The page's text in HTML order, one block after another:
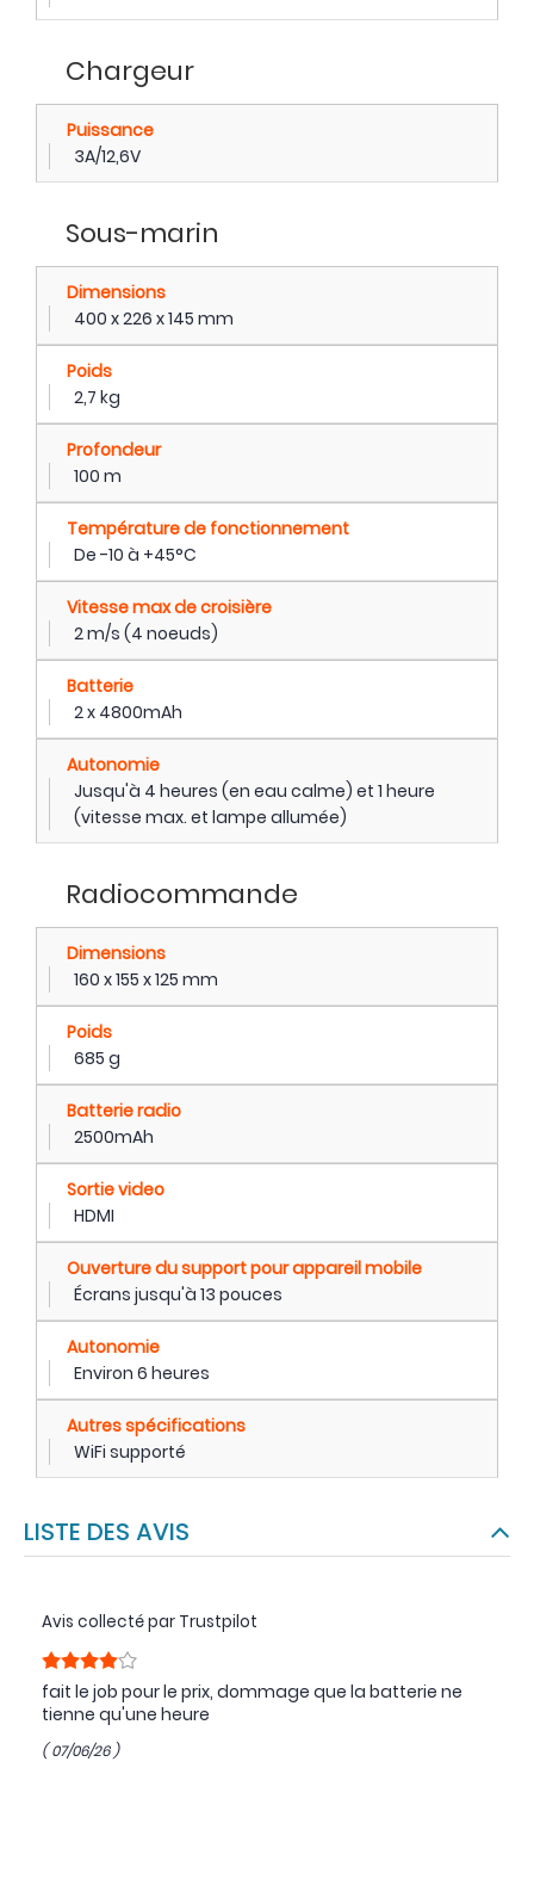
Chargeur
Puissance
3A/12,6V
Sous-marin
Dimensions
400 x 226 x 145 mm
Poids
2,7 kg
Profondeur
100 m
Température de fonctionnement
De -10 à +45°C
Vitesse max de croisière
2 m/s (4 noeuds)
Batterie
2 x 4800mAh
Autonomie
Jusqu'à 4 heures (en eau calme) et 1 heure
(vitesse max. et lampe allumée)
Radiocommande
Dimensions
160 x 155 x 125 mm
Poids
685 g
Batterie radio
2500mAh
Sortie video
HDMI
Ouverture du support pour appareil mobile
Écrans jusqu'à 13 pouces
Autonomie
Environ 6 heures
Autres spécifications
WiFi supporté
LISTE DES AVIS
Avis collecté par Trustpilot
fait le job pour le prix, dommage que la batterie ne
tienne qu'une heure
( 07/06/26 )